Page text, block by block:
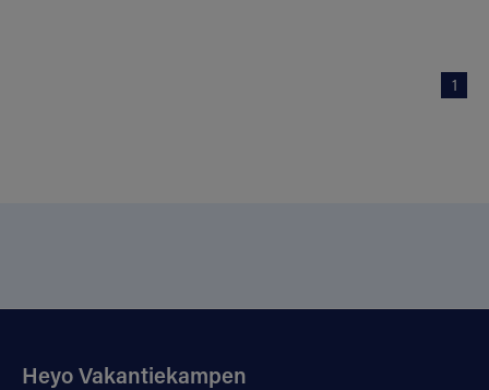
1
Heyo Vakantiekampen